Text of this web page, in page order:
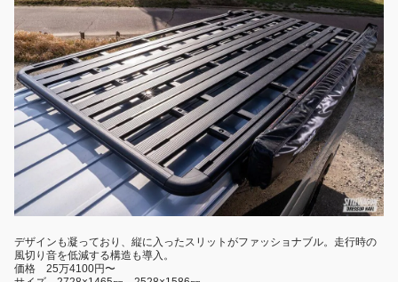
デザインも凝っており、縦に入ったスリットがファッショナブル。走行時の
風切り音を低減する構造も導入。
価格 25万4100円〜